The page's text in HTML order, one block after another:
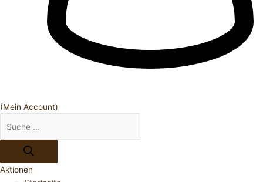
(Mein Account)
Aktionen